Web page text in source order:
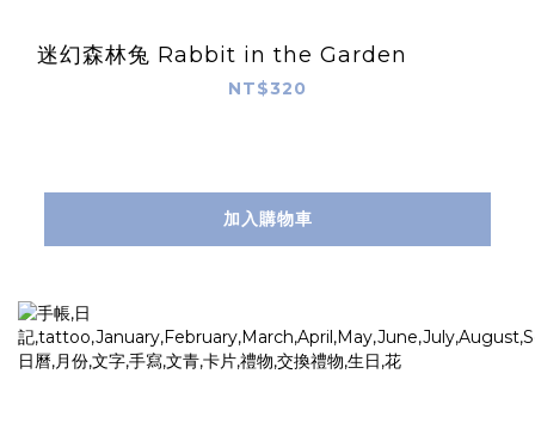
迷幻森林兔 Rabbit in the Garden
NT$320
加入購物車